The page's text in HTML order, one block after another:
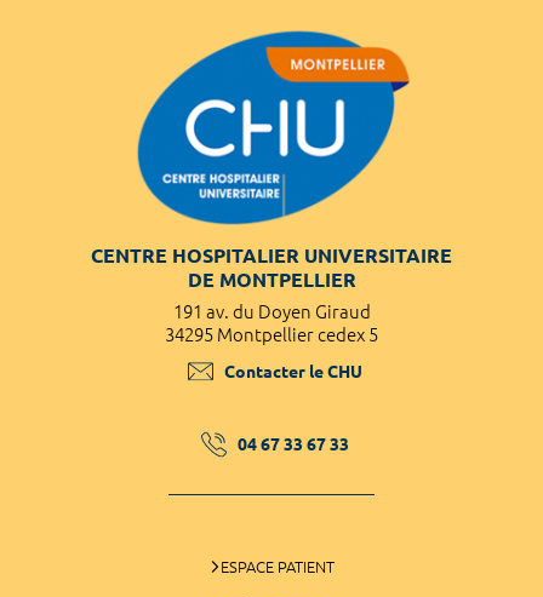
CENTRE HOSPITALIER UNIVERSITAIRE
DE MONTPELLIER
191 av. du Doyen Giraud
34295 Montpellier cedex 5
Contacter le CHU
04 67 33 67 33
ESPACE PATIENT